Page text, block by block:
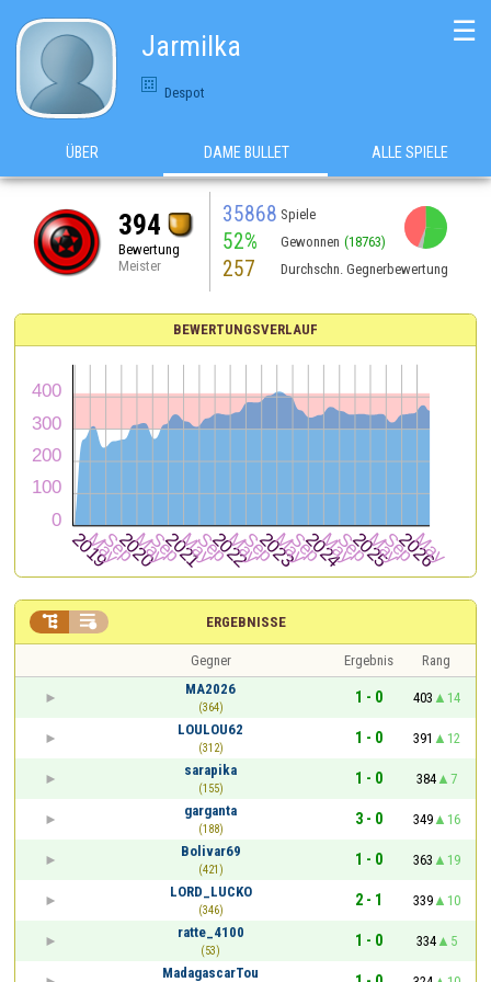
Jarmilka
Despot
☰
ÜBER DAME BULLET ALLE SPIELE
394
Bewertung
Meister
35868 Spiele
52% Gewonnen (18763)
257 Durchschn. Gegnerbewertung
BEWERTUNGSVERLAUF
ERGEBNISSE
 
Gegner Ergebnis
Rang
MA2026
(364)
1 - 0 403
14
LOULOU62
(312)
1 - 0 391
12
sarapika
(155)
1 - 0 384
7
garganta
(188)
3 - 0 349
16
Bolivar69
(421)
1 - 0 363
19
LORD_LUCKO
(346)
2 - 1 339
10
ratte_4100
(53)
1 - 0 334
5
MadagascarTou